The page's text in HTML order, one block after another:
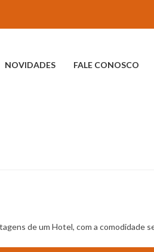
NOVIDADES FALE CONOSCO
de um Hotel, com a comodidade